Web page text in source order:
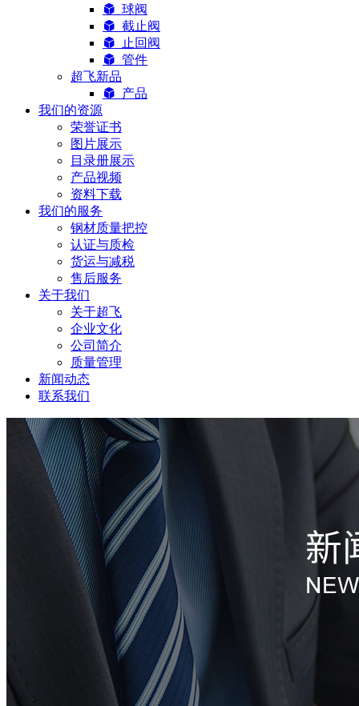
球阀
截止阀
止回阀
管件
超飞新品
产品
我们的资源
荣誉证书
图片展示
目录册展示
产品视频
资料下载
我们的服务
钢材质量把控
认证与质检
货运与减税
售后服务
关于我们
关于超飞
企业文化
公司简介
质量管理
新闻动态
联系我们